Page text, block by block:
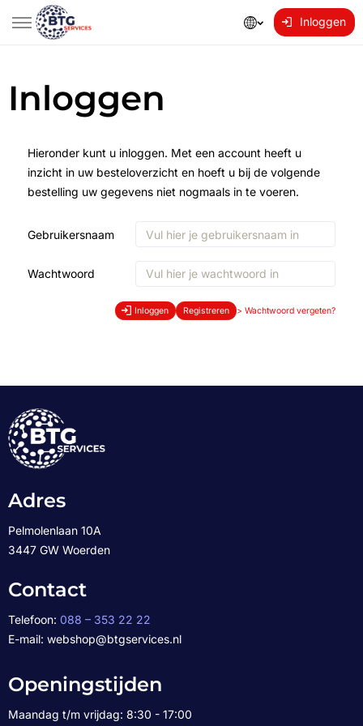
Inloggen
Inloggen
Hieronder kunt u inloggen. Met een account heeft u
inzicht in uw besteloverzicht en hoeft u bij de volgende
bestelling uw gegevens niet nogmaals in te voeren.
Gebruikersnaam
Wachtwoord
Inloggen Registreren > Wachtwoord vergeten?
Adres
Pelmolenlaan 10A
3447 GW Woerden
Contact
Telefoon: 088 – 353 22 22
E-mail: webshop@btgservices.nl
Openingstijden
Maandag t/m vrijdag: 8:30 - 17:00